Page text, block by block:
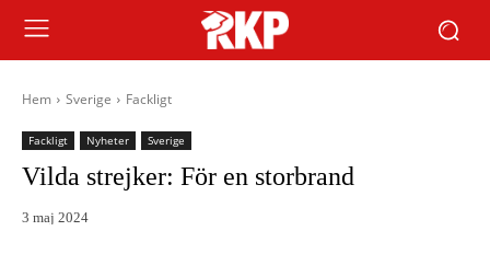
Hem Sverige Fackligt
Fackligt Nyheter Sverige
Vilda strejker: För en storbrand
3 maj 2024